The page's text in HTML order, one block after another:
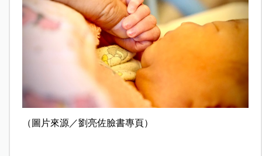
（圖片來源／劉亮佐臉書專頁）